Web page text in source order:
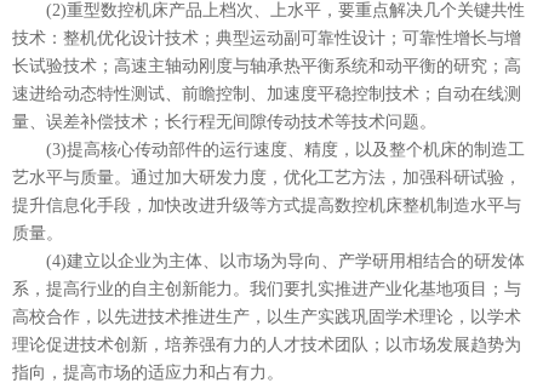
(2)重型数控机床产品上档次、上水平，要重点解决几个关键共性
技术：整机优化设计技术；典型运动副可靠性设计；可靠性增长与增
长试验技术；高速主轴动刚度与轴承热平衡系统和动平衡的研究；高
速进给动态特性测试、前瞻控制、加速度平稳控制技术；自动在线测
量、误差补偿技术；长行程无间隙传动技术等技术问题。
(3)提高核心传动部件的运行速度、精度，以及整个机床的制造工
艺水平与质量。通过加大研发力度，优化工艺方法，加强科研试验，
提升信息化手段，加快改进升级等方式提高数控机床整机制造水平与
质量。
(4)建立以企业为主体、以市场为导向、产学研用相结合的研发体
系，提高行业的自主创新能力。我们要扎实推进产业化基地项目；与
高校合作，以先进技术推进生产，以生产实践巩固学术理论，以学术
理论促进技术创新，培养强有力的人才技术团队；以市场发展趋势为
指向，提高市场的适应力和占有力。